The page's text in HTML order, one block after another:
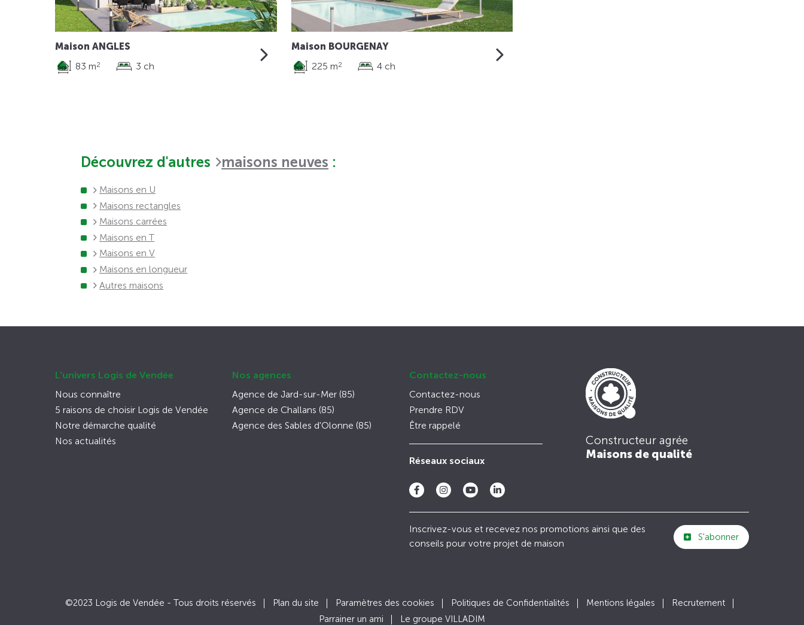
Maison ANGLES
83 m2 3 ch
Maison BOURGENAY
225 m2 4 ch
Découvrez d'autres maisons neuves :
Maisons en U
Maisons rectangles
Maisons carrées
Maisons en T
Maisons en V
Maisons en longueur
Autres maisons
L'univers Logis de Vendée
Nous connaître
5 raisons de choisir Logis de Vendée
Notre démarche qualité
Nos actualités
Nos agences
Agence de Jard-sur-Mer (85)
Agence de Challans (85)
Agence des Sables d'Olonne (85)
Contactez-nous
Contactez-nous
Prendre RDV
Être rappelé
Réseaux sociaux
Constructeur agrée
Maisons de qualité
Inscrivez-vous et recevez nos promotions ainsi que des
conseils pour votre projet de maison
S'abonner
©2023 Logis de Vendée - Tous droits réservés Plan du site Paramètres des cookies Politiques de Confidentialités Mentions légales
Recrutement
Parrainer un ami
Le groupe VILLADIM